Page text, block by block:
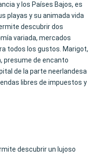
y los Países Bajos, es
playas y su animada vida
descubrir dos
variada, mercados
todos los gustos. Marigot,
presume de encanto
de la parte neerlandesa
libres de impuestos y
descubrir un lujoso